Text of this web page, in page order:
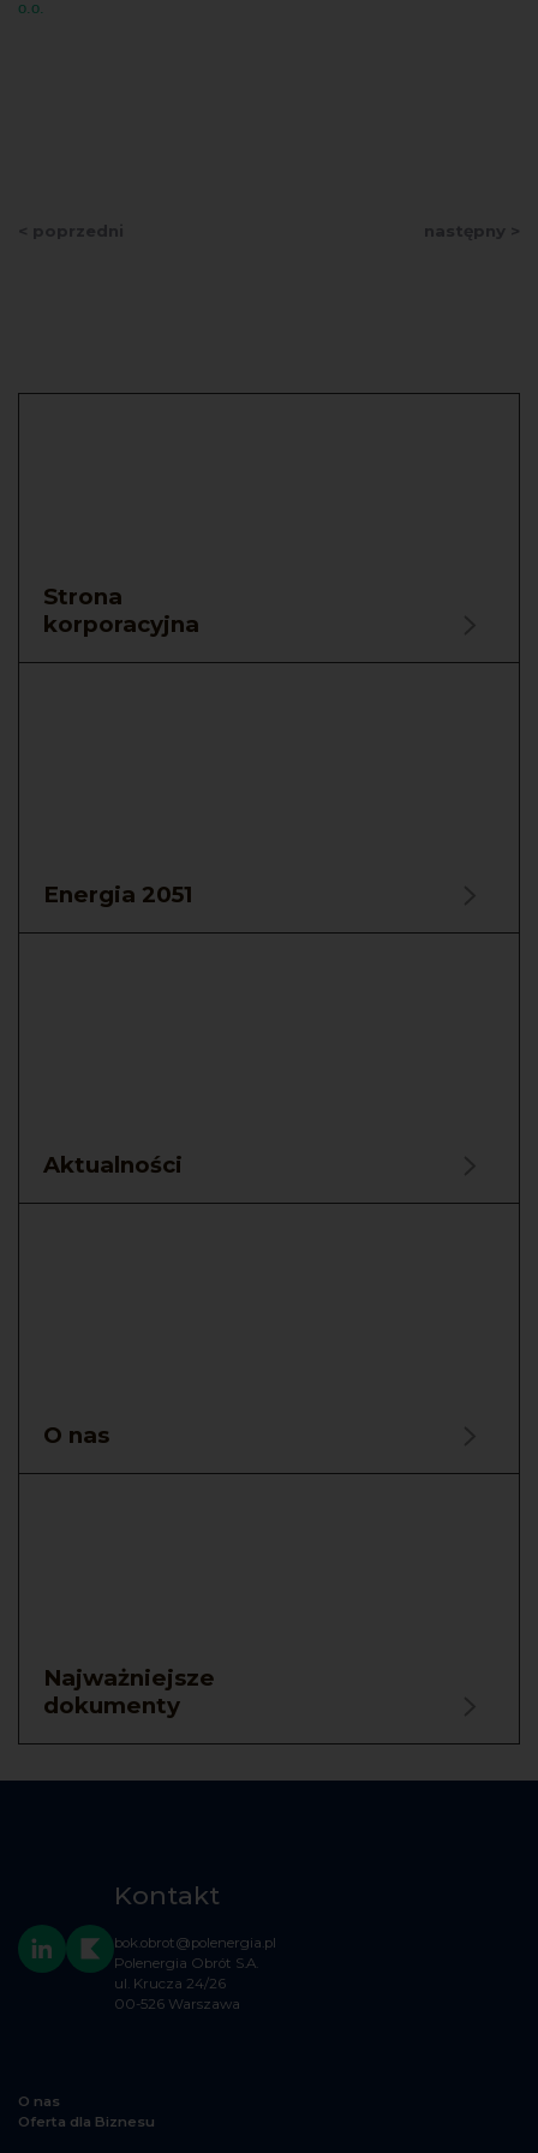
o.o.
Strona
korporacyjna
Energia 2051
Aktualności
O nas
Najważniejsze
dokumenty
Kontakt
bok.obrot@polenergia.pl
Polenergia Obrót S.A.
ul. Krucza 24/26
00-526 Warszawa
O nas
Oferta dla Biznesu